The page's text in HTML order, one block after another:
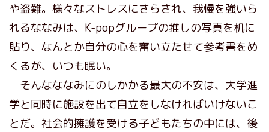
や盗難。様々なストレスにさらされ、我慢を強いら
れるななみは、K-popグループの推しの写真を机に
貼り、なんとか自分の心を奮い立たせて参考書をめ
くるが、いつも眠い。
そんなななみにのしかかる最大の不安は、大学進
学と同時に施設を出て自立をしなければいけないこ
とだ。社会的擁護を受ける子どもたちの中には、後